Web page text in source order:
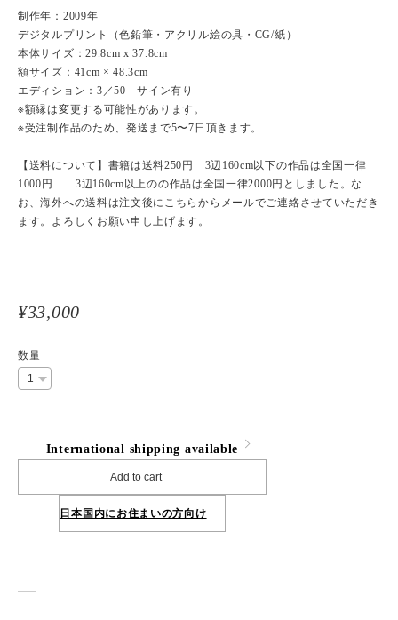
制作年：2009年
デジタルプリント（色鉛筆・アクリル絵の具・CG/紙）
本体サイズ：29.8cm x 37.8cm
額サイズ：41cm × 48.3cm
エディション：3／50 サイン有り
※額縁は変更する可能性があります。
※受注制作品のため、発送まで5〜7日頂きます。
【送料について】書籍は送料250円 3辺160cm以下の作品は全国一律
1000円 3辺160cm以上のの作品は全国一律2000円としました。な
お、海外への送料は注文後にこちらからメールでご連絡させていただき
ます。よろしくお願い申し上げます。
¥33,000
数量
International shipping available
Add to cart
日本国内にお住まいの方向け